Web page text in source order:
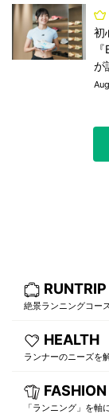
初
が
RUNTRIP
絶景ランニングコー
HEALTH
ランナーのニーズを
FASHION
「ランニング」を軸